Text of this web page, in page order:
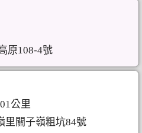
原108-4號
公里
里關子嶺粗坑84號